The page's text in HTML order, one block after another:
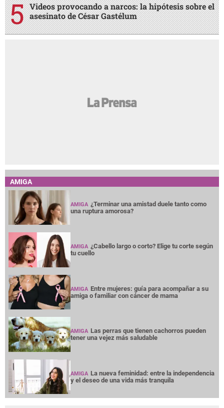
Videos provocando a narcos: la hipótesis sobre el
asesinato de César Gastélum
AMIGA
AMIGA ¿Terminar una amistad duele tanto como
una ruptura amorosa?
AMIGA ¿Cabello largo o corto? Elige tu corte según
tu cuello
AMIGA Entre mujeres: guía para acompañar a su
amiga o familiar con cáncer de mama
AMIGA Las perras que tienen cachorros pueden
tener una vejez más saludable
AMIGA La nueva feminidad: entre la independencia
y el deseo de una vida más tranquila